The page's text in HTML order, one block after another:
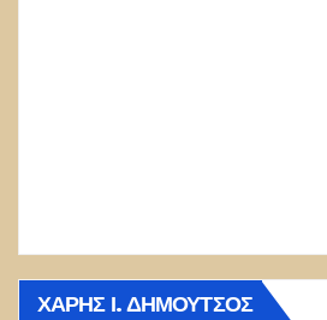
ΧΆΡΗΣ Ι. ΔΗΜΟΎΤΣΟΣ